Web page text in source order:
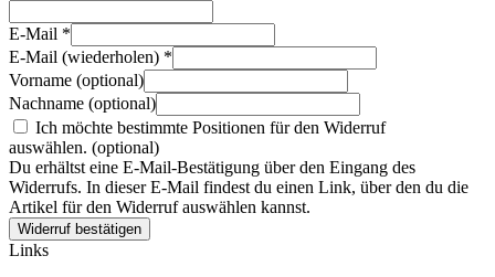
E-Mail *
E-Mail (wiederholen) *
Vorname (optional)
Nachname (optional)
Ich möchte bestimmte Positionen für den Widerruf
auswählen. (optional)
Du erhältst eine E-Mail-Bestätigung über den Eingang des
Widerrufs. In dieser E-Mail findest du einen Link, über den du die
Artikel für den Widerruf auswählen kannst.
Widerruf bestätigen
Links